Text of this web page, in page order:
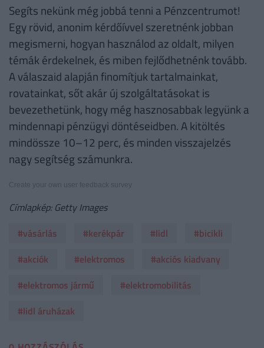
Segíts nekünk még jobbá tenni a Pénzcentrumot!
Egy rövid, anonim kérdőívvel szeretnénk jobban
megismerni, hogyan használod az oldalt, milyen
témák érdekelnek, és miben fejlődhetnénk tovább.
A válaszaid alapján finomítjuk tartalmainkat,
rovatainkat, sőt akár új szolgáltatásokat is
bevezethetünk, hogy még hasznosabbak legyünk a
mindennapi pénzügyi döntéseidben. A kitöltés
mindössze 10–12 perc, és minden visszajelzés
nagy segítség számunkra.
Create your own user feedback survey
Címlapkép: Getty Images
#vásárlás
#kerékpár #lidl
#bicikli
#akciók
#elektromos
#akciós kiadvany
#elektromos jármű
#elektromobilitás
#lidl áruházak